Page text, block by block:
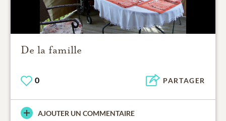
De la famille
0 PARTAGER
AJOUTER UN COMMENTAIRE